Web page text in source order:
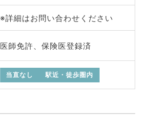
※詳細はお問い合わせください
医師免許、保険医登録済
当直なし 駅近・徒歩圏内